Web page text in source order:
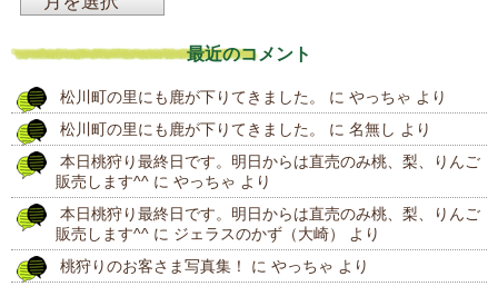
投
稿
最近のコメント
松川町の里にも鹿が下りてきました。 に やっちゃ より
松川町の里にも鹿が下りてきました。
に 名無し より
本日桃狩り最終日です。明日からは直売のみ桃、梨、りんご
販売します^^ に やっちゃ より
本日桃狩り最終日です。明日からは直売のみ桃、梨、りんご
販売します^^ に ジェラスのかず（大崎）
より
桃狩りのお客さま写真集！
に やっちゃ より